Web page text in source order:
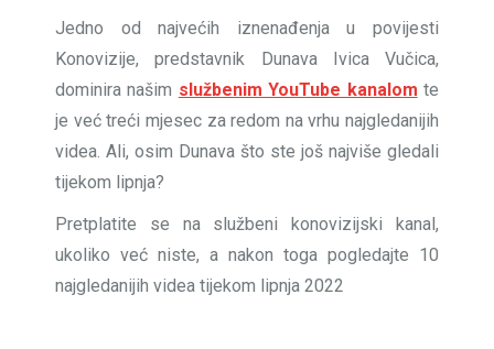
Jedno od najvećih iznenađenja u povijesti
Konovizije, predstavnik Dunava Ivica Vučica,
dominira našim službenim YouTube kanalom te
je već treći mjesec za redom na vrhu najgledanijih
videa. Ali, osim Dunava što ste još najviše gledali
tijekom lipnja?
Pretplatite se na službeni konovizijski kanal,
ukoliko već niste, a nakon toga pogledajte 10
najgledanijih videa tijekom lipnja 2022